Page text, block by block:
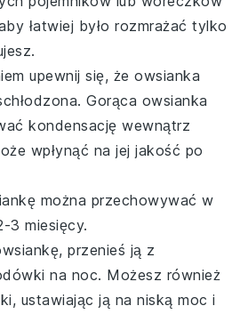
łatwiej było rozmrażać tylko
upewnij się, że owsianka
Gorąca owsianka
kondensację wewnątrz
wpłynąć na jej jakość po
można przechowywać w
3 miesięcy.
przenieś ją z
na noc. Możesz również
ustawiając ją na niską moc i